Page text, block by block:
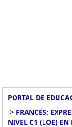
PORTAL DE
> FRANCÉS:
NIVEL C1 (LOE) EN